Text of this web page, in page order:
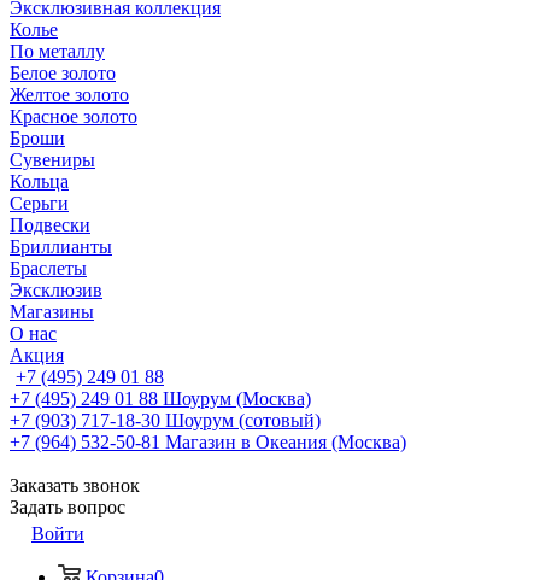
Эксклюзивная коллекция
Колье
По металлу
Белое золото
Желтое золото
Красное золото
Броши
Сувениры
Кольца
Серьги
Подвески
Бриллианты
Браслеты
Эксклюзив
Магазины
О нас
Акция
+7 (495) 249 01 88
+7 (495) 249 01 88 Шоурум (Москва)
+7 (903) 717-18-30 Шоурум (сотовый)
+7 (964) 532-50-81 Магазин в Океания (Москва)
Заказать звонок
Задать вопрос
Войти